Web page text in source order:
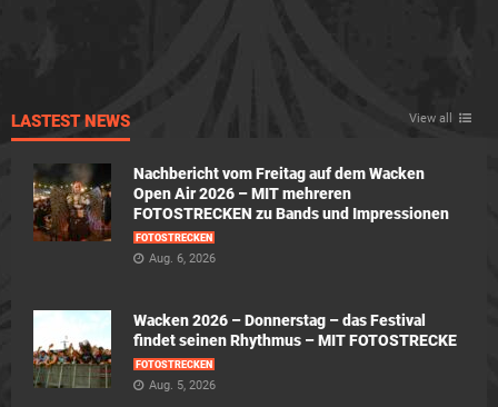
LASTEST NEWS View all
Nachbericht vom Freitag auf dem Wacken
Open Air 2026 – MIT mehreren
FOTOSTRECKEN zu Bands und Impressionen
FOTOSTRECKEN
Aug. 6, 2026
Wacken 2026 – Donnerstag – das Festival
findet seinen Rhythmus – MIT FOTOSTRECKE
FOTOSTRECKEN
Aug. 5, 2026